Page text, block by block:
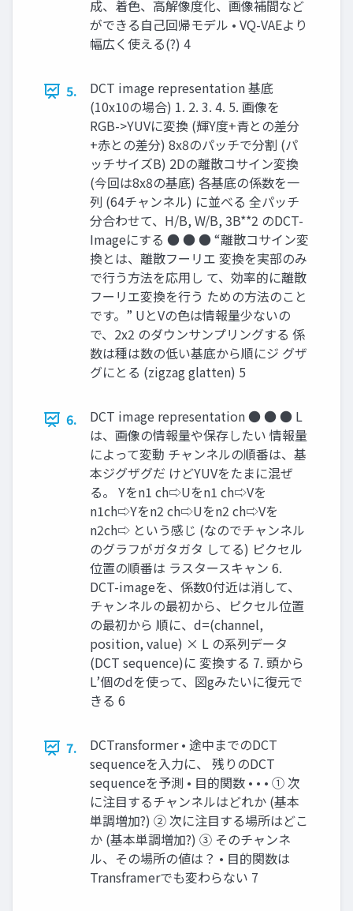
成、着色、高解像度化、画像補間など
ができる自己回帰モデル • VQ-VAEより
幅広く使える(?) 4
5.
DCT image representation 基底
(10x10の場合) 1. 2. 3. 4. 5. 画像を
RGB->YUVに変換 (輝Y度+青との差分
+赤との差分) 8x8のパッチで分割 (パ
ッチサイズB) 2Dの離散コサイン変換
(今回は8x8の基底) 各基底の係数を一
列 (64チャンネル) に並べる 全パッチ
分合わせて、H/B, W/B, 3B**2 のDCT-
Imageにする ● ● ● “離散コサイン変
換とは、離散フーリエ 変換を実部のみ
で行う方法を応用し て、効率的に離散
フーリエ変換を行う ための方法のこと
です。” UとVの色は情報量少ないの
で、2x2 のダウンサンプリングする 係
数は種は数の低い基底から順にジ グザ
グにとる (zigzag glatten) 5
6.
DCT image representation ● ● ● L
は、画像の情報量や保存したい 情報量
によって変動 チャンネルの順番は、基
本ジグザグだ けどYUVをたまに混ぜ
る。 Yをn1 ch⇨Uをn1 ch⇨Vを
n1ch⇨Yをn2 ch⇨Uをn2 ch⇨Vを
n2ch⇨ という感じ (なのでチャンネル
のグラフがガタガタ してる) ピクセル
位置の順番は ラスタースキャン 6.
DCT-imageを、係数0付近は消して、
チャンネルの最初から、ピクセル位置
の最初から 順に、d=(channel,
position, value) × L の系列データ
(DCT sequence)に 変換する 7. 頭から
L’個のdを使って、図gみたいに復元で
きる 6
7.
DCTransformer • 途中までのDCT
sequenceを入力に、 残りのDCT
sequenceを予測 • 目的関数 • • • ① 次
に注目するチャンネルはどれか (基本
単調増加?) ② 次に注目する場所はどこ
か (基本単調増加?) ③ そのチャンネ
ル、その場所の値は？ • 目的関数は
Transframerでも変わらない 7